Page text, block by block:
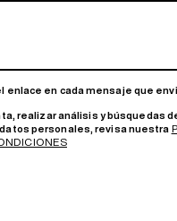
en cada mensaje que
realizar análisis y
personales, revisa nuestra